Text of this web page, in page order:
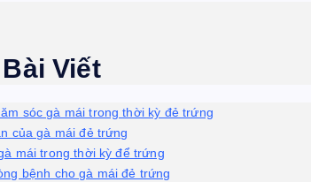
Viết
sóc gà mái trong thời kỳ đẻ trứng
của gà mái đẻ trứng
mái trong thời kỳ để trứng
bệnh cho gà mái đẻ trứng